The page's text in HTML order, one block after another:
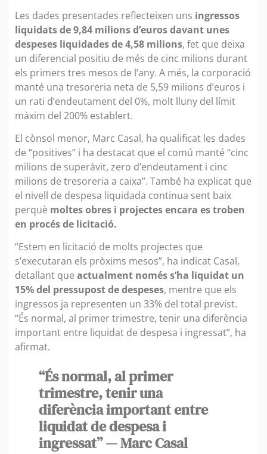
Les dades presentades reflecteixen uns ingressos
liquidats de 9,84 milions d’euros davant unes
despeses liquidades de 4,58 milions, fet que deixa
un diferencial positiu de més de cinc milions durant
els primers tres mesos de l’any. A més, la corporació
manté una tresoreria neta de 5,59 milions d’euros i
un rati d’endeutament del 0%, molt lluny del límit
màxim del 200% establert.
El cònsol menor, Marc Casal, ha qualificat les dades
de “positives” i ha destacat que el comú manté “cinc
milions de superàvit, zero d’endeutament i cinc
milions de tresoreria a caixa”. També ha explicat que
el nivell de despesa liquidada continua sent baix
perquè moltes obres i projectes encara es troben
en procés de licitació.
“Estem en licitació de molts projectes que
s’executaran els pròxims mesos”, ha indicat Casal,
detallant que actualment només s’ha liquidat un
15% del pressupost de despeses, mentre que els
ingressos ja representen un 33% del total previst.
“És normal, al primer trimestre, tenir una diferència
important entre liquidat de despesa i ingressat”, ha
afirmat.
“És normal, al primer
trimestre, tenir una
diferència important entre
liquidat de despesa i
ingressat” — Marc Casal